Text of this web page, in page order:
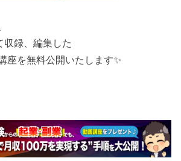
収録、編集した
座を無料公開いたします✨